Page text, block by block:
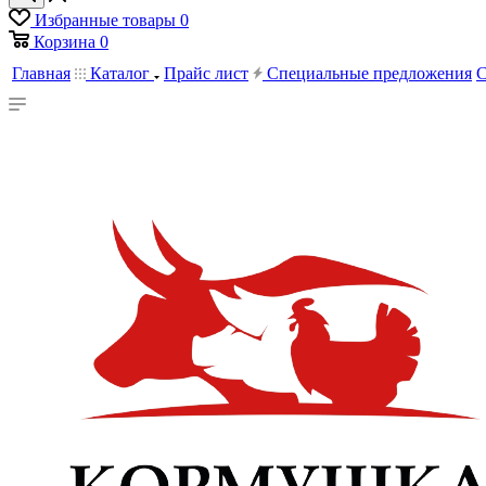
Избранные товары 0
Корзина 0
Главная
Каталог Прайс лист Специальные предложения